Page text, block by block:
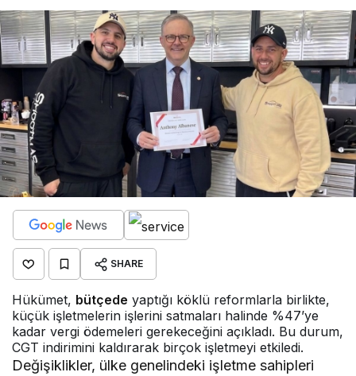
SHARE
Hükümet, bütçede yaptığı köklü reformlarla birlikte,
küçük işletmelerin işlerini satmaları halinde %47’ye
kadar vergi ödemeleri gerekeceğini açıkladı. Bu durum,
CGT indirimini kaldırarak birçok işletmeyi etkiledi.
Değişiklikler, ülke genelindeki işletme sahipleri